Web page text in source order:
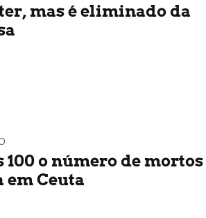
mas é eliminado da
100 o número de mortos
Ceuta